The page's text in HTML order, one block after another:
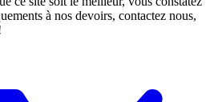
à nos devoirs, contactez nous,